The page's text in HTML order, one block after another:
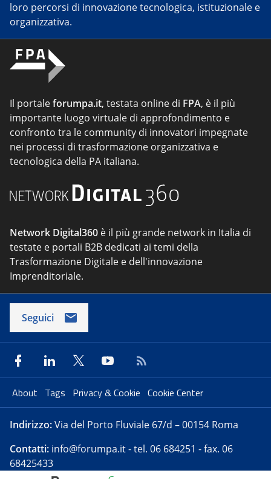
loro percorsi di innovazione tecnologica, istituzionale e
organizzativa.
Il portaleforumpa.it, testata online di FPA, è il più
importante luogo virtuale di approfondimento e
confronto tra le community di innovatori impegnate
nei processi di trasformazione organizzativa e
tecnologica della PA italiana.
Network Digital360 è il più grande network in Italia di
testate e portali B2B dedicati ai temi della
Trasformazione Digitale e dell'innovazione
Imprenditoriale.
Seguici
About Tags Privacy & Cookie Cookie Center
Indirizzo:Via del Porto Fluviale 67/d – 00154 Roma
Contatti: info@forumpa.it- tel. 06 684251 - fax. 06
68425433